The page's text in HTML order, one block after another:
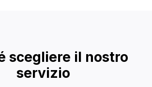
scegliere il nostro
servizio